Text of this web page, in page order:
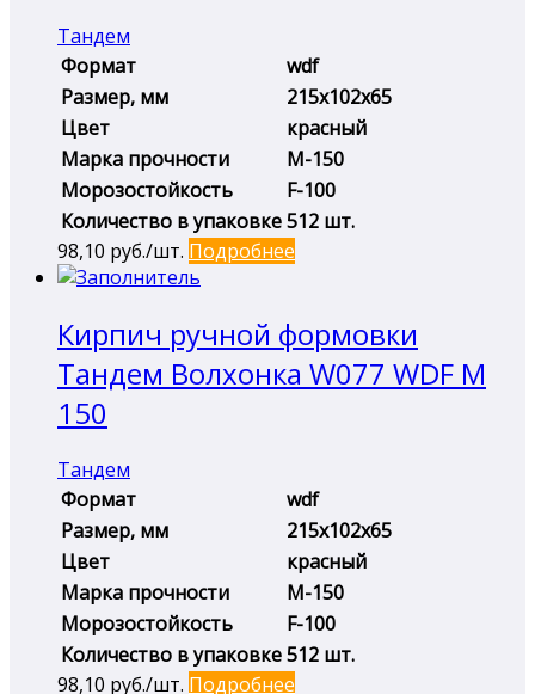
Тандем
Формат
wdf
Размер, мм
215х102х65
Цвет
красный
Марка прочности
М-150
Морозостойкость
F-100
Количество в упаковке512 шт.
98,10 руб./шт. Подробнее
Кирпич ручной формовки
Тандем Волхонка W077 WDF М
150
Тандем
Формат
wdf
Размер, мм
215х102х65
Цвет
красный
Марка прочности
М-150
Морозостойкость
F-100
Количество в упаковке512 шт.
98,10 руб./шт. Подробнее